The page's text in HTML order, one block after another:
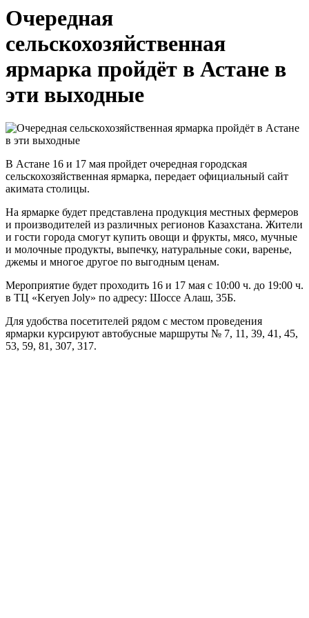
Очередная
сельскохозяйственная
ярмарка пройдёт в Астане в
эти выходные
В Астане 16 и 17 мая пройдет очередная городская
сельскохозяйственная ярмарка, передает официальный сайт
акимата столицы.
На ярмарке будет представлена продукция местных фермеров
и производителей из различных регионов Казахстана. Жители
и гости города смогут купить овощи и фрукты, мясо, мучные
и молочные продукты, выпечку, натуральные соки, варенье,
джемы и многое другое по выгодным ценам.
Мероприятие будет проходить 16 и 17 мая с 10:00 ч. до 19:00 ч.
в ТЦ «Keryen Joly» по адресу: Шоссе Алаш, 35Б.
Для удобства посетителей рядом с местом проведения
ярмарки курсируют автобусные маршруты № 7, 11, 39, 41, 45,
53, 59, 81, 307, 317.